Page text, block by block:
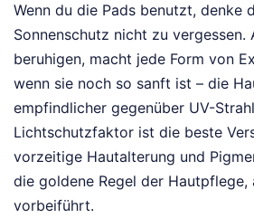
Wenn du die Pads benutzt, denke
Sonnenschutz nicht zu vergessen.
beruhigen, macht jede Form von
wenn sie noch so sanft ist – die
empfindlicher gegenüber UV-
Lichtschutzfaktor ist die beste
vorzeitige Hautalterung und
die goldene Regel der Hautpflege,
vorbeiführt.